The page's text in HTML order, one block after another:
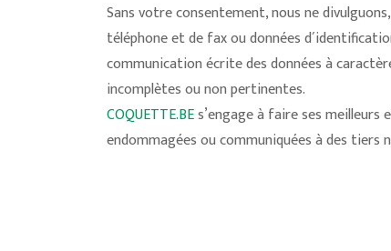
Sans votre consentement, nous ne
téléphone et de fax ou données
communication écrite des données à
incomplètes ou non pertinentes.
COQUETTE.BEs’engage à faire ses
endommagées ou communiquées à des tiers